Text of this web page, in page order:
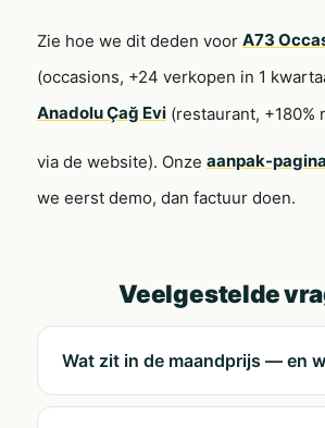
Zie hoe we dit deden voor A73
(occasions, +24 verkopen in 1
Anadolu Çağ Evi (restaurant, +180%
via de website). Onze aanpak-pagina
we eerst demo, dan factuur doen.
Veelgestelde
Wat zit in de maandprijs — en